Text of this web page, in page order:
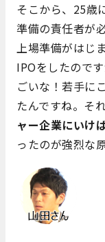
そこから、25歳
準備の責任者が
上場準備がはじ
IPOをしたので
ごいな！若手に
たんですね。そ
ャー企業にいけ
ったのが強烈な